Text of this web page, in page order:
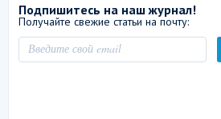
Подпишитесь на наш журнал!
Получайте свежие статьи на почту: